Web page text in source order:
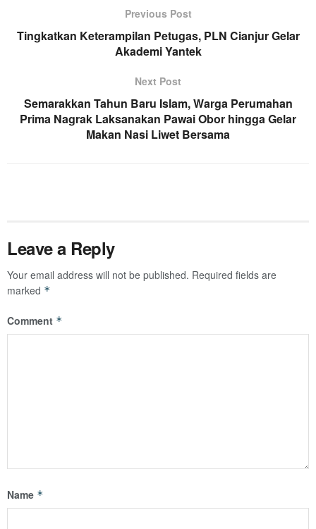
Previous Post
Tingkatkan Keterampilan Petugas, PLN Cianjur Gelar
Akademi Yantek
Next Post
Semarakkan Tahun Baru Islam, Warga Perumahan
Prima Nagrak Laksanakan Pawai Obor hingga Gelar
Makan Nasi Liwet Bersama
Leave a Reply
Your email address will not be published. Required fields are
marked *
Comment *
Name *